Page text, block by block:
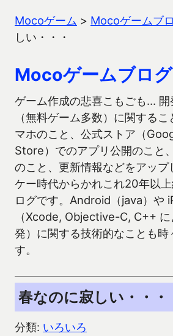
Mocoゲーム > Mocoゲームブ
しい・・・
Mocoゲームブログ
ゲーム作成の悲喜こもごも… 開
（無料ゲーム多数）に関する
マホのこと、公式ストア（
Store）でのアプリ公開のこと
のこと、更新情報などをアップ
ケー時代からかれこれ20年以
ログです。Android（java）や
（Xcode, Objective-C, C++
発）に関する技術的なことも時
す。
春なのに寂しい・・・
分類: いろいろ